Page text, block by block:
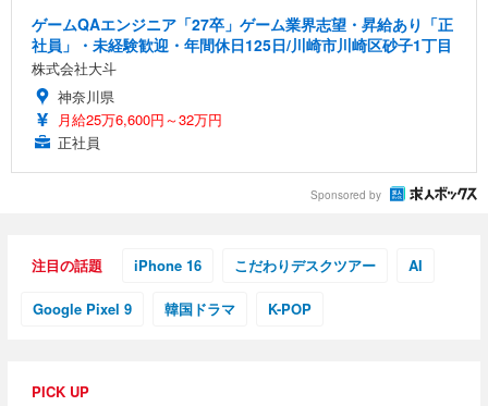
ゲームQAエンジニア「27卒」ゲーム業界志望・昇給あり「正
社員」・未経験歓迎・年間休日125日/川崎市川崎区砂子1丁目
株式会社大斗
神奈川県
月給25万6,600円～32万円
正社員
Sponsored by
注目の話題 iPhone 16 こだわりデスクツアー AI
Google Pixel 9 韓国ドラマ K-POP
PICK UP